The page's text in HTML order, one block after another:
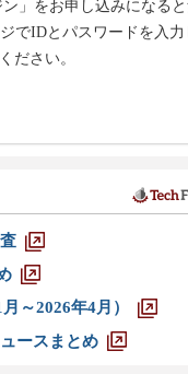
」をお申し込みになる
でIDとパスワードを入力
ださい。
～2026年4月）
ースまとめ